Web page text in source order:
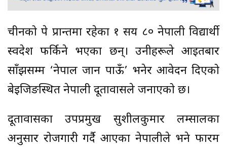
चीनको हुपे प्रान्तमा रहेका १ सय ८० नेपाली विद्यार्थी
स्वदेश फर्किने भएका छन्। उनीहरूले आइतबार
साँझसम्म ‘नेपाल जान पाऊँ’ भनेर आवेदन दिएको
बेइजिङस्थित नेपाली दूतावासले जनाएको छ।
दूतावासका उपप्रमुख सुशीलकुमार लम्सालका
अनुसार रोजगारी गर्दै आएका नेपालीले भने फारम